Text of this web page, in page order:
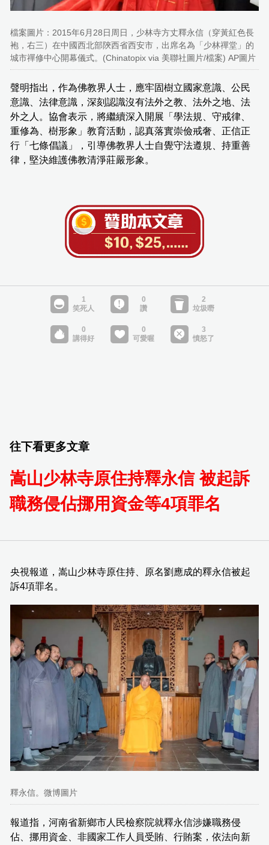
檔案圖片：2015年6月28日周日，少林寺方丈釋永信（穿黃紅色長
袍，右三）在中國西北部陝西省西安市，出席名為「少林禪堂」的
城市禪修中心開幕儀式。(Chinatopix via 美聯社圖片/檔案) AP圖片
聲明指出，作為佛教界人士，應牢固樹立國家意識、公民
意識、法律意識，深刻認識沒有法外之教、法外之地、法
外之人。協會表示，將繼續深入開展「學法規、守戒律、
重修為、樹形象」教育活動，認真落實崇儉戒奢、正信正
行「七條倡議」，引導佛教界人士自覺守法遵規、持重善
律，堅決維護佛教清淨莊嚴形象。
往下看更多文章
嵩山少林寺原住持釋永信 被起訴
職務侵佔挪用資金等4項罪名
央視報道，嵩山少林寺原住持、原名劉應成的釋永信被起
訴4項罪名。
釋永信。微博圖片
報道指，河南省新鄉市人民檢察院就釋永信涉嫌職務侵
佔、挪用資金、非國家工作人員受賄、行賄案，依法向新